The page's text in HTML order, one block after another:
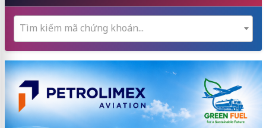
Tìm kiếm mã chứng khoán...